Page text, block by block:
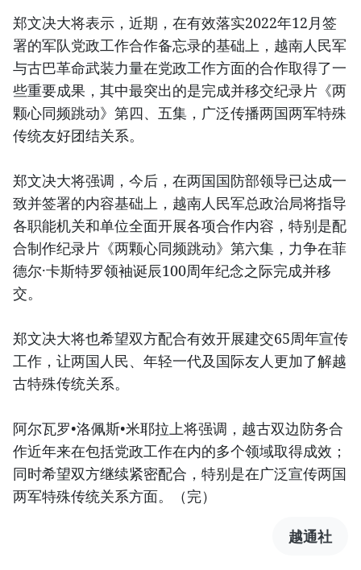
郑文决大将表示，近期，在有效落实2022年12月签
署的军队党政工作合作备忘录的基础上，越南人民军
与古巴革命武装力量在党政工作方面的合作取得了一
些重要成果，其中最突出的是完成并移交纪录片《两
颗心同频跳动》第四、五集，广泛传播两国两军特殊
传统友好团结关系。
郑文决大将强调，今后，在两国国防部领导已达成一
致并签署的内容基础上，越南人民军总政治局将指导
各职能机关和单位全面开展各项合作内容，特别是配
合制作纪录片《两颗心同频跳动》第六集，力争在菲
德尔·卡斯特罗领袖诞辰100周年纪念之际完成并移
交。
郑文决大将也希望双方配合有效开展建交65周年宣传
工作，让两国人民、年轻一代及国际友人更加了解越
古特殊传统关系。
阿尔瓦罗•洛佩斯•米耶拉上将强调，越古双边防务合
作近年来在包括党政工作在内的多个领域取得成效；
同时希望双方继续紧密配合，特别是在广泛宣传两国
两军特殊传统关系方面。（完）
越通社